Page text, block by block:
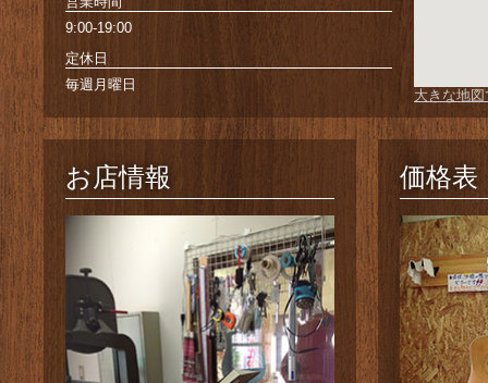
9:00-19:00
定休日
毎週月曜日
大きな地
価格表
お店情報